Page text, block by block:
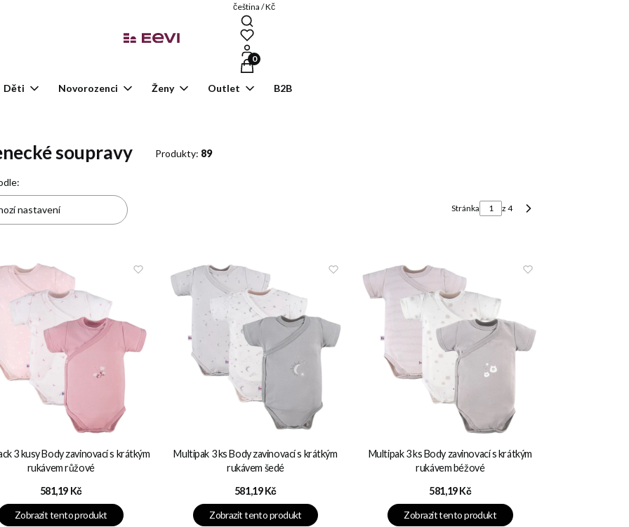
čeština / Kč
Produkty v košíku: 0. Zobrazit podrobnosti
Děti Novorozenci Ženy Outlet B2B
soupravy Produkty: 89
produktů
nastavení Stránka z 4 Další produkty
3 kusy Body zavinovací s krátkým
rukávem růžové
Cena
581,19 Kč
Zobrazit tento produkt
Multipak 3 ks Body zavinovací s krátkým
rukávem šedé
Cena
581,19 Kč
Zobrazit tento produkt
Multipak 3 ks Body zavinovací s krátkým
rukávem béžové
Cena
581,19 Kč
Zobrazit tento produkt